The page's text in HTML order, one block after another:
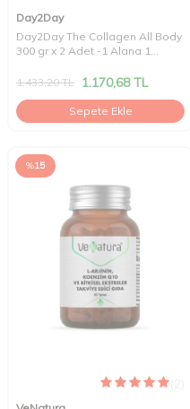
Day2Day
Day2Day The Collagen All Body
300 gr x 2 Adet -1 Alana 1
1.433,20TL 1.170,68TL
Sepete Ekle
%15